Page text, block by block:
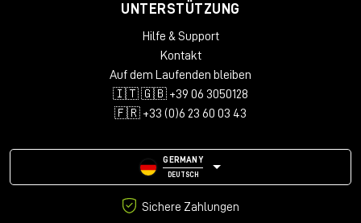
UNTERSTÜTZUNG
Hilfe & Support
Kontakt
Auf dem Laufenden bleiben
🇮🇹 🇬🇧 +39 06 3050128
🇫🇷 +33 (0)6 23 60 03 43
GERMANY
DEUTSCH
Sichere Zahlungen